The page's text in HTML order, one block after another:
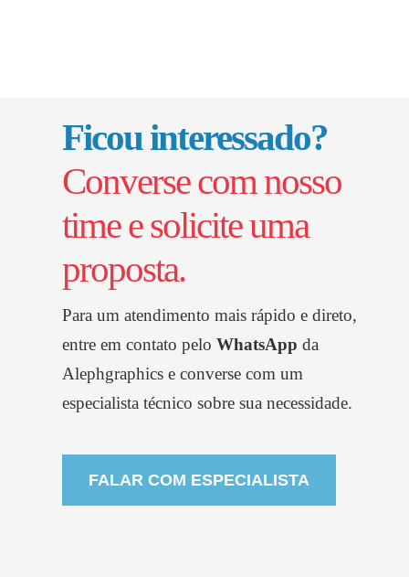
Ficou interessado?
Converse com nosso
time e solicite uma
proposta.
Para um atendimento mais rápido e direto,
entre em contato pelo WhatsApp da
Alephgraphicse converse com um
especialista técnico sobre sua necessidade.
FALAR COM ESPECIALISTA